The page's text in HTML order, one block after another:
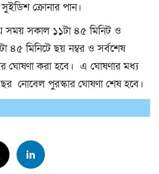
ক্রোনার পান।
সময় সকাল ১১টা ৪৫ মিনিট ও
৪৫ মিনিটে ছয় নম্বর ও সর্বশেষ
ঘোষণা করা হবে। এ ঘোষণার মধ্য
নোবেল পুরস্কার ঘোষণা শেষ হবে।